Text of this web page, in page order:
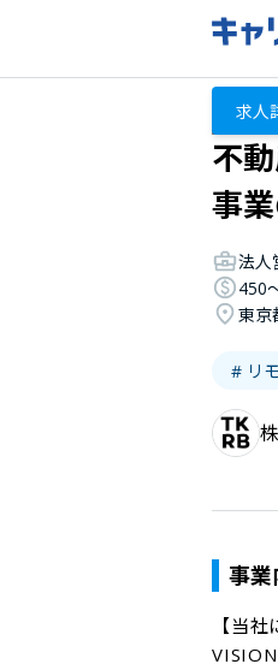
求人
不
事
法人
450
東京
# リ
事業
【当社
VISION